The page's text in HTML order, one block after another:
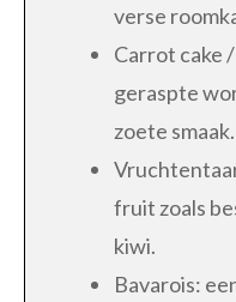
verse
Carrot cake
geraspte
zoete smaak.
fruit zoals
kiwi.
Bavarois: